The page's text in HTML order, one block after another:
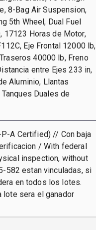
8-Bag Air Suspension,
5th Wheel, Dual Fuel
17123 Horas de Motor,
Eje Frontal 12000 lb,
40000 lb, Freno
entre Ejes 233 in,
Aluminio, Llantas
Duales de
A Certified) // Con baja
/ With federal
inspection, without
582 estan vinculadas, si
en todos los lotes.
lote sera el ganador